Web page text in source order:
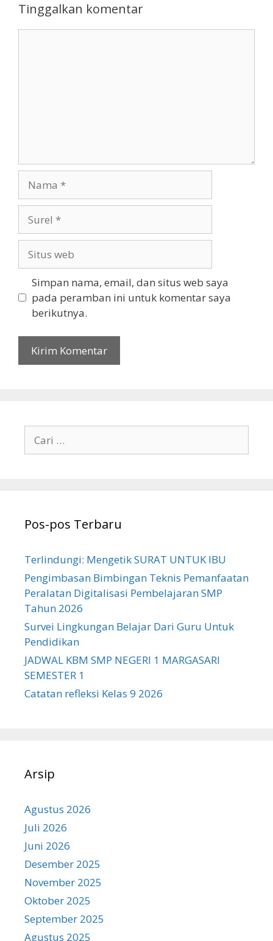
Tinggalkan komentar
web
Simpan nama, email, dan situs web saya
pada peramban ini untuk komentar saya
berikutnya.
untuk:
Pos-pos Terbaru
Terlindungi: Mengetik SURAT UNTUK IBU
Pengimbasan Bimbingan Teknis Pemanfaatan
Peralatan Digitalisasi Pembelajaran SMP
Tahun 2026
Survei Lingkungan Belajar Dari Guru Untuk
Pendidikan
JADWAL KBM SMP NEGERI 1 MARGASARI
SEMESTER 1
Catatan refleksi Kelas 9 2026
Arsip
Agustus 2026
Juli 2026
Juni 2026
Desember 2025
November 2025
Oktober 2025
September 2025
Agustus 2025